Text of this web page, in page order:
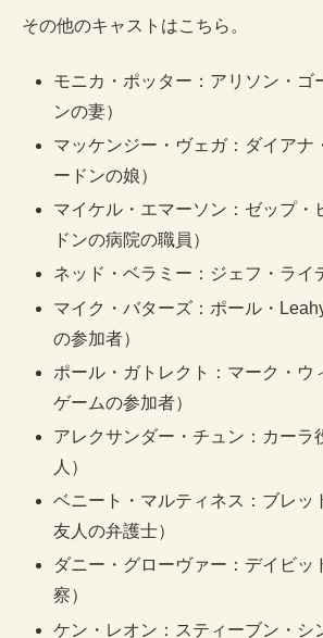
その他のキャストはこちら。
モニカ・ポッター：アリソン・ゴ
ンの妻）
マッケンジー・ヴェガ：ダイアナ
ードンの娘）
マイケル・エマーソン：ゼップ・
ドンの病院の職員）
ネッド・ベラミー：ジェフ・ライ
マイク・バターズ：ポール・
の参加者）
ポール・ガトレクト：マーク・ウ
ゲームの参加者）
アレクサンダー・チュン：カーラ
人）
ベニート・マルティネス：ブレッ
友人の弁護士）
ダニー・グローヴァー：デイビッ
察）
ケン・レオン：スティーブン・シ